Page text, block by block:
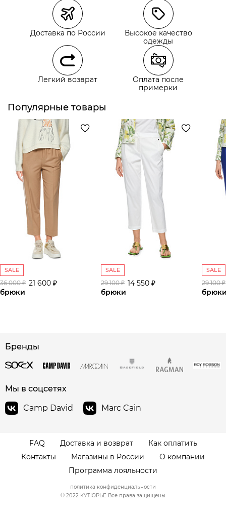
Курьерская доставка СДЭК
Самовывоз из пункта выдачи СДЭК
Самовывоз из наших магазинов
Самовывоз из пункта выдачи СДЭК
Доставка по России
Высокое качество
одежды
Легкий возврат
Оплата после
примерки
Популярные товары
SALE
36 000 ₽ 21 600 ₽
брюки
SALE
29 100 ₽ 14 550 ₽
брюки
SALE
29 100 ₽
Бренды
Мы в соцсетях
Camp David
Marc Cain
FAQ Доставка и возврат
Как оплатить
Контакты
Магазины в России
О компании
Программа лояльности
© 2022 КУТЮРЬЕ Все права защищены
политика конфиденциальности